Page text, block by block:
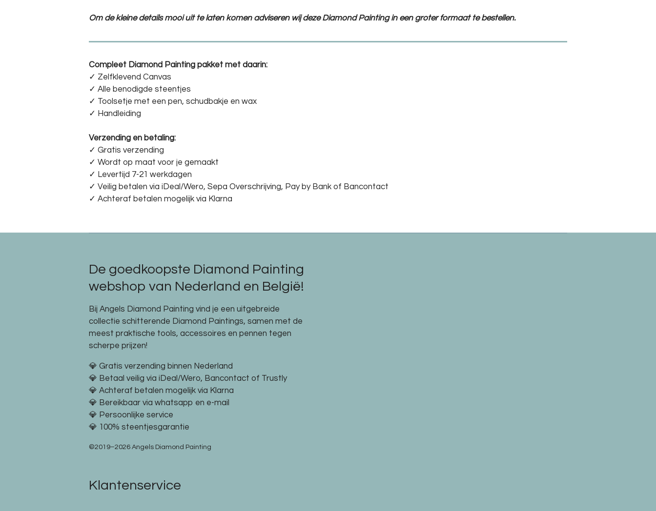
Om de kleine details mooi uit te laten komen adviseren wij deze Diamond Painting in een groter formaat te bestellen.
Compleet Diamond Painting pakket met daarin:
✓ Zelfklevend Canvas
✓ Alle benodigde steentjes
✓ Toolsetje met een pen, schudbakje en wax
✓ Handleiding
Verzending en betaling:
✓ Gratis verzending
✓ Wordt op maat voor je gemaakt
✓ Levertijd 7-21 werkdagen
✓ Veilig betalen via iDeal/Wero, Sepa Overschrijving, Pay by Bank of Bancontact
✓ Achteraf betalen mogelijk via Klarna
De goedkoopste Diamond Painting
webshop van Nederland en België!
Bij Angels Diamond Painting vind je een uitgebreide
collectie schitterende Diamond Paintings, samen met de
meest praktische tools, accessoires en pennen tegen
scherpe prijzen!
💎 Gratis verzending binnen Nederland
💎 Betaal veilig via iDeal/Wero, Bancontact of Trustly
💎 Achteraf betalen mogelijk via Klarna
💎 Bereikbaar via whatsapp en e-mail
💎 Persoonlijke service
💎 100% steentjesgarantie
©2019–2026 Angels Diamond Painting
Klantenservice